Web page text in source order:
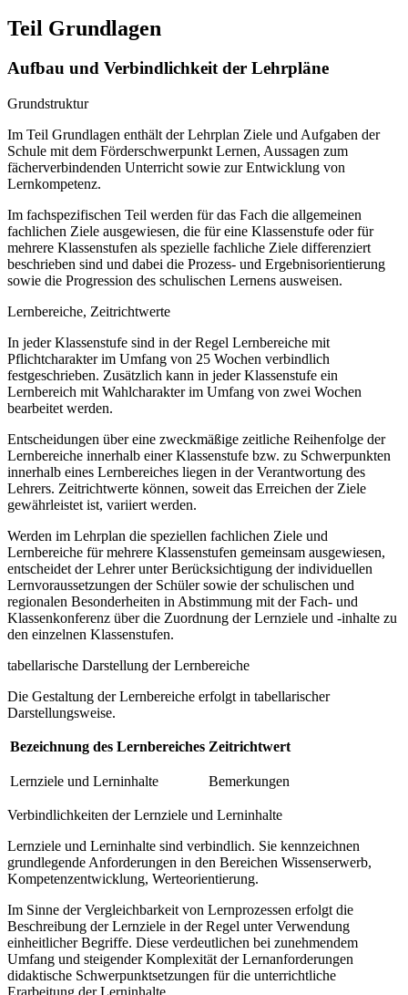
Teil Grundlagen
Aufbau und Verbindlichkeit der Lehrpläne
Grundstruktur
Im Teil Grundlagen enthält der Lehrplan Ziele und Aufgaben der
Schule mit dem Förderschwerpunkt Lernen, Aussagen zum
fächerverbindenden Unterricht sowie zur Entwicklung von
Lernkompetenz.
Im fachspezifischen Teil werden für das Fach die allgemeinen
fachlichen Ziele ausgewiesen, die für eine Klassenstufe oder für
mehrere Klassenstufen als spezielle fachliche Ziele differenziert
beschrieben sind und dabei die Prozess- und Ergebnisorientierung
sowie die Progression des schulischen Lernens ausweisen.
Lernbereiche, Zeitrichtwerte
In jeder Klassenstufe sind in der Regel Lernbereiche mit
Pflichtcharakter im Umfang von 25 Wochen verbindlich
festgeschrieben. Zusätzlich kann in jeder Klassenstufe ein
Lernbereich mit Wahlcharakter im Umfang von zwei Wochen
bearbeitet werden.
Entscheidungen über eine zweckmäßige zeitliche Reihenfolge der
Lernbereiche innerhalb einer Klassenstufe bzw. zu Schwerpunkten
innerhalb eines Lernbereiches liegen in der Verantwortung des
Lehrers. Zeitrichtwerte können, soweit das Erreichen der Ziele
gewährleistet ist, variiert werden.
Werden im Lehrplan die speziellen fachlichen Ziele und
Lernbereiche für mehrere Klassenstufen gemeinsam ausgewiesen,
entscheidet der Lehrer unter Berücksichtigung der individuellen
Lernvoraussetzungen der Schüler sowie der schulischen und
regionalen Besonderheiten in Abstimmung mit der Fach- und
Klassenkonferenz über die Zuordnung der Lernziele und -inhalte zu
den einzelnen Klassenstufen.
tabellarische Darstellung der Lernbereiche
Die Gestaltung der Lernbereiche erfolgt in tabellarischer
Darstellungsweise.
Bezeichnung des Lernbereiches Zeitrichtwert
Lernziele und Lerninhalte Bemerkungen
Verbindlichkeiten der Lernziele und Lerninhalte
Lernziele und Lerninhalte sind verbindlich. Sie kennzeichnen
grundlegende Anforderungen in den Bereichen Wissenserwerb,
Kompetenzentwicklung, Werteorientierung.
Im Sinne der Vergleichbarkeit von Lernprozessen erfolgt die
Beschreibung der Lernziele in der Regel unter Verwendung
einheitlicher Begriffe. Diese verdeutlichen bei zunehmendem
Umfang und steigender Komplexität der Lernanforderungen
didaktische Schwerpunktsetzungen für die unterrichtliche